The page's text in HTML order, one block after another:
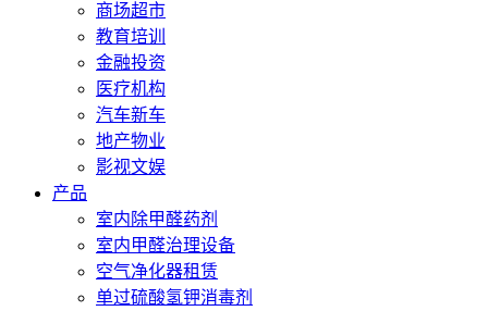
商场超市
教育培训
金融投资
医疗机构
汽车新车
地产物业
影视文娱
产品
室内除甲醛药剂
室内甲醛治理设备
空气净化器租赁
单过硫酸氢钾消毒剂